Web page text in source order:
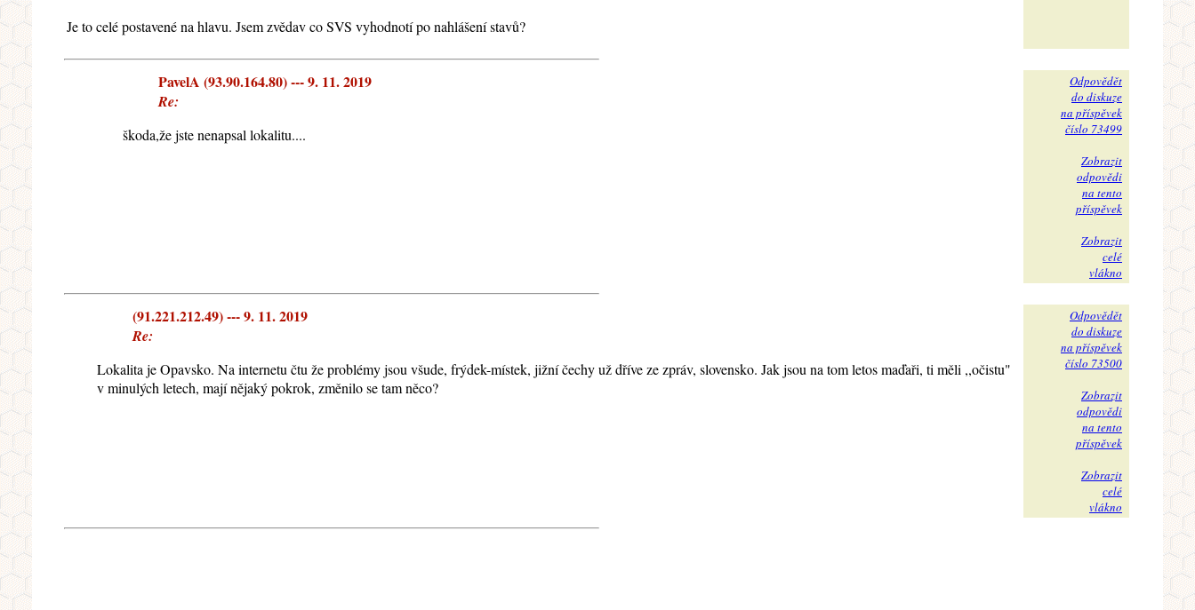
Je to celé postavené na hlavu. Jsem zvědav co SVS vyhodnotí po nahlášení stavů?
PavelA (93.90.164.80) --- 9. 11. 2019
Re:
škoda,že jste nenapsal lokalitu....
Odpovědět
do diskuze
na příspěvek
číslo 73499
Zobrazit
odpovědi
na tento
příspěvek
Zobrazit
celé
vlákno
(91.221.212.49) --- 9. 11. 2019
Re:
Lokalita je Opavsko. Na internetu čtu že problémy jsou všude, frýdek-místek, jižní čechy už dříve ze zpráv, slovensko. Jak jsou na tom letos maďaři, ti měli ,,očistu"
v minulých letech, mají nějaký pokrok, změnilo se tam něco?
Odpovědět
do diskuze
na příspěvek
číslo 73500
Zobrazit
odpovědi
na tento
příspěvek
Zobrazit
celé
vlákno